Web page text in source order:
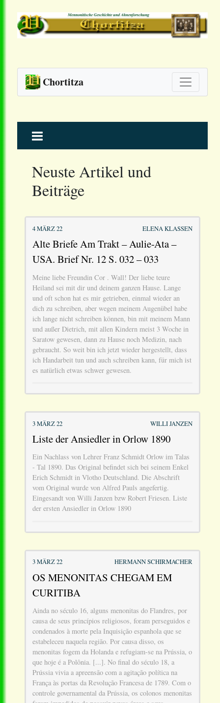
Chortitza
to
Neuste Artikel und
Beiträge
4 MÄRZ 22 ELENA KLASSEN
Alte Briefe Am Trakt – Aulie-Ata –
USA. Brief Nr. 12 S. 032 – 033
Meine liebe Freundin Cor . Wall! Der liebe teure
Heiland sei mit dir und deinem ganzen Hause. Lange
und oft schon hat es mir getrieben, einmal wieder an
dich zu schreiben, aber wegen meinem Augenübel habe
ich lange nicht schreiben können, bin mit meinem Mann
und außer Dietrich, mit allen Kindern meist 3 Woche in
Saratow gewesen, dann zu Hause noch Medizin, nach
gebraucht. So weit bin ich jetzt wieder hergestellt, dass
ich Handarbeit tun und auch schreiben kann, für mich ist
es natürlich etwas schwer gewesen.
3 MÄRZ 22 WILLI JANZEN
Liste der Ansiedler in Orlow 1890
Ein Nachlass von Lehrer Franz Schmidt Orlow im Talas
- Tal 1890. Das Original befindet sich bei seinem Enkel
Erich Schmidt in Vlotho Deutschland. Die Abschrift
vom Original wurde von Alfred Pauls angefertig.
Eingesandt von Willi Janzen bzw Robert Friesen. Liste
der ersten Ansiedler in Orlow 1890
3 MÄRZ 22 HERMANN SCHIRMACHER
OS MENONITAS CHEGAM EM
CURITIBA
Ainda no século 16, alguns menonitas do Flandres, por
causa de seus princípios religiosos, foram perseguidos e
condenados à morte pela Inquisição espanhola que se
estabeleceu naquela região. Por causa disso, os
menonitas fogem da Holanda e refugiam-se na Prússia, o
que hoje é a Polônia. [...]. No final do século 18, a
Prússia vivia a apreensão com a agitação política na
França às portas da Revolução Francesa de 1789. Com o
controle governamental da Prússia, os colonos menonitas